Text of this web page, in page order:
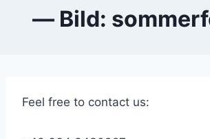
— Bild:
Feel free to contact us: